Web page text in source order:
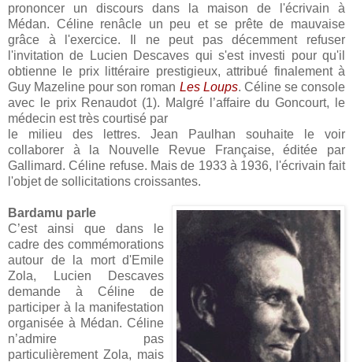
prononcer un discours dans la maison de l'écrivain à
Médan. Céline renâcle un peu et se prête de mauvaise
grâce à l'exercice. Il ne peut pas décemment refuser
l'invitation de Lucien Descaves qui s'est investi pour qu'il
obtienne le prix littéraire prestigieux, attribué finalement à
Guy Mazeline pour son roman Les Loups. Céline se console
avec le prix Renaudot (1). Malgré l’affaire du Goncourt, le
médecin est très courtisé par
le milieu des lettres. Jean Paulhan souhaite le voir
collaborer à la Nouvelle Revue Française, éditée par
Gallimard. Céline refuse. Mais de 1933 à 1936, l'écrivain fait
l'objet de sollicitations croissantes.
Bardamu parle
C’est ainsi que dans le
cadre des commémorations
autour de la mort d'Emile
Zola, Lucien Descaves
demande à Céline de
participer à la manifestation
organisée à Médan. Céline
n’admire pas
particulièrement Zola, mais